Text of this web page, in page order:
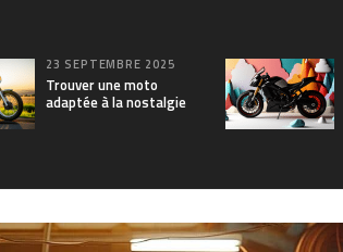
23 SEPTEMBRE 2025
Trouver une moto
adaptée à la nostalgie